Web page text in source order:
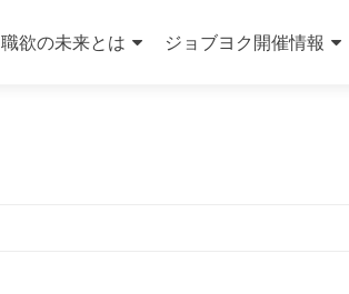
職欲の未来とは
ジョブヨク開催情報